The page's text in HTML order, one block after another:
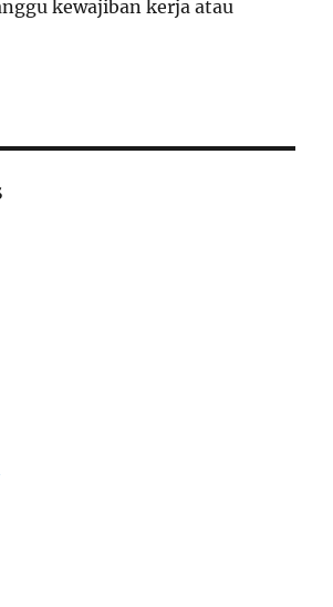
kewajiban kerja atau